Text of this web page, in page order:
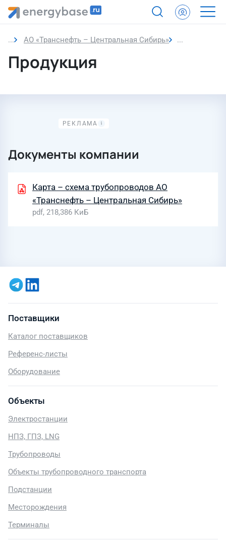
АО «Транснефть – Центральная Сибирь» Продукция
Продукция
Документы компании
Карта – схема трубопроводов АО
«Транснефть – Центральная Сибирь»
pdf, 218,386 КиБ
Поставщики
Каталог поставщиков
Референс-листы
Оборудование
Объекты
Электростанции
НПЗ, ГПЗ, LNG
Трубопроводы
Объекты трубопроводного транспорта
Подстанции
Месторождения
Терминалы